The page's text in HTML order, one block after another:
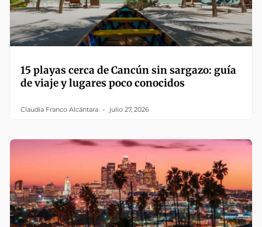
15 playas cerca de Cancún sin sargazo: guía
de viaje y lugares poco conocidos
Claudia Franco Alcántara julio 27, 2026